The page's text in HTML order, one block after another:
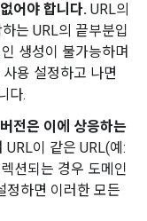
어야 합니다. URL의
는 URL의 끝부분입
생성이 불가능하며
용 설정하고 나면
다.
전은 이에 상응하는
URL이 같은 URL(예:
션되는 경우 도메인
정하면 이러한 모든